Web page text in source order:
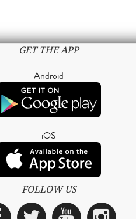
GET THE APP
Android
iOS
FOLLOW US